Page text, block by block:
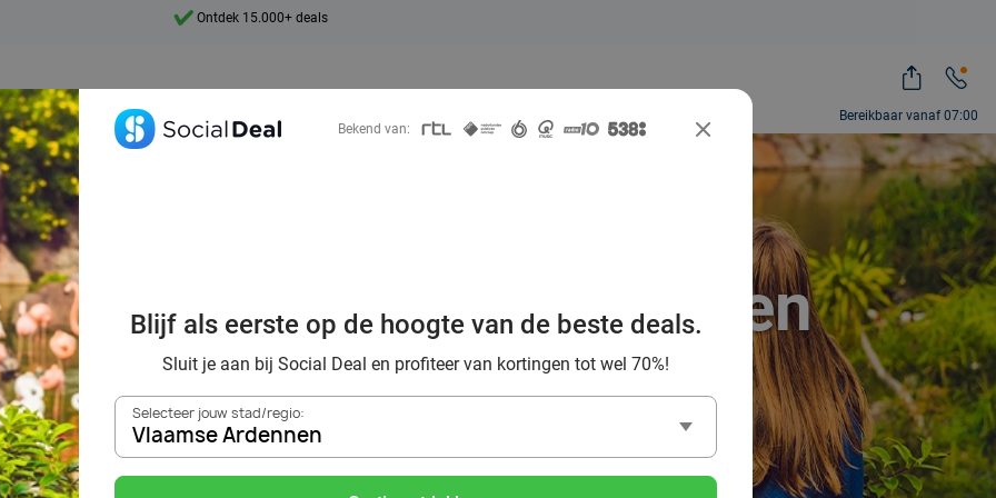
Bereikbaar vanaf 07:00
7 dagen per week beschikbaar
in België: dieren spotten
via Social Deal
Bekend van:
Blijf als eerste op de hoogte van de beste deals.
Sluit je aan bij Social Deal en profiteer van kortingen tot wel 70%!
Selecteer jouw stad/regio:
Vlaamse Ardennen